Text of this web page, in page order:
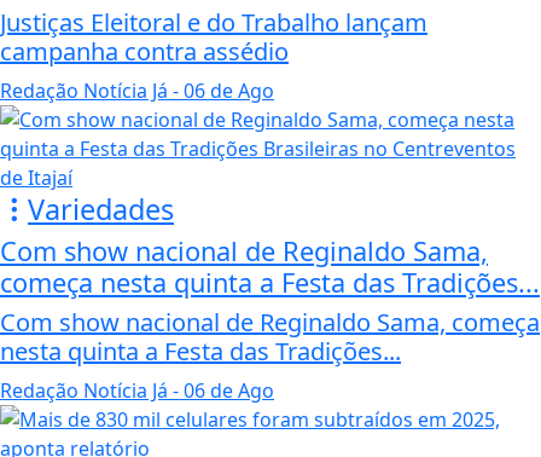
Justiças Eleitoral e do Trabalho lançam
campanha contra assédio
Redação Notícia Já - 06 de Ago
Variedades
Com show nacional de Reginaldo Sama,
começa nesta quinta a Festa das Tradições...
Com show nacional de Reginaldo Sama, começa
nesta quinta a Festa das Tradições...
Redação Notícia Já - 06 de Ago